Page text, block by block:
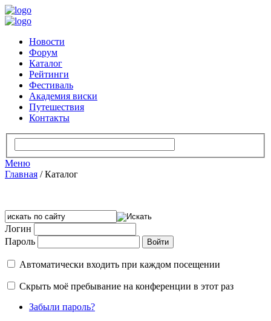
Новости
Форум
Каталог
Рейтинги
Фестиваль
Академия виски
Путешествия
Контакты
Меню
Главная /Каталог
Логин
Пароль
Автоматически входить при каждом посещении
Скрыть моё пребывание на конференции в этот раз
Забыли пароль?